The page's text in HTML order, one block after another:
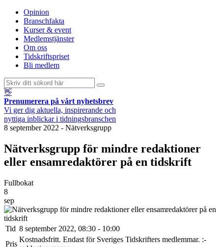
Opinion
Branschfakta
Kurser & event
Medlemstjänster
Om oss
Tidskriftspriset
Bli medlem
👋
Prenumerera på vårt nyhetsbrev
Vi ger dig aktuella, inspirerande och
nyttiga inblickar i tidningsbranschen
8 september 2022 - Nätverksgrupp
Nätverksgrupp för mindre redaktioner
eller ensamredaktörer på en tidskrift
Fullbokat
8
sep
Tid 8 september 2022, 08:30 - 10:00
Pris
Kostnadsfritt. Endast för Sveriges Tidskrifters medlemmar. :-